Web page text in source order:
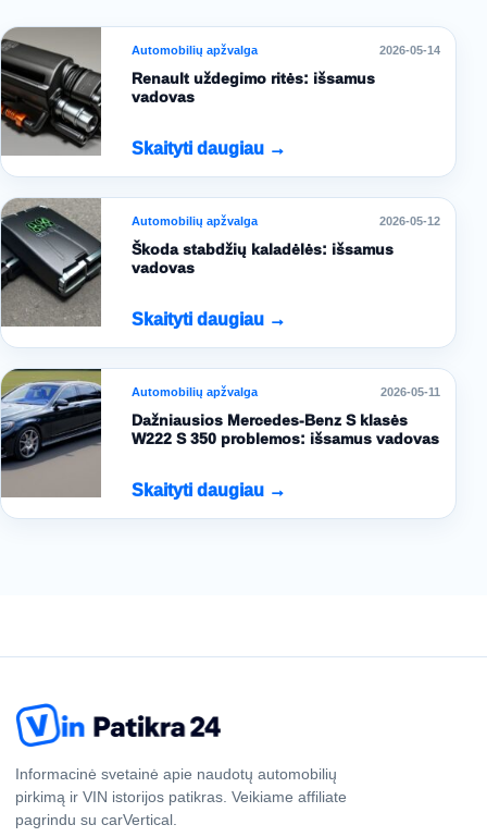
Automobilių apžvalga 2026-05-14
Renault uždegimo ritės: išsamus
vadovas
Skaityti daugiau →
Automobilių apžvalga 2026-05-12
Škoda stabdžių kaladėlės: išsamus
vadovas
Skaityti daugiau →
Automobilių apžvalga 2026-05-11
Dažniausios Mercedes-Benz S klasės
W222 S 350 problemos: išsamus vadovas
Skaityti daugiau →
Informacinė svetainė apie naudotų automobilių
pirkimą ir VIN istorijos patikras. Veikiame affiliate
pagrindu su carVertical.